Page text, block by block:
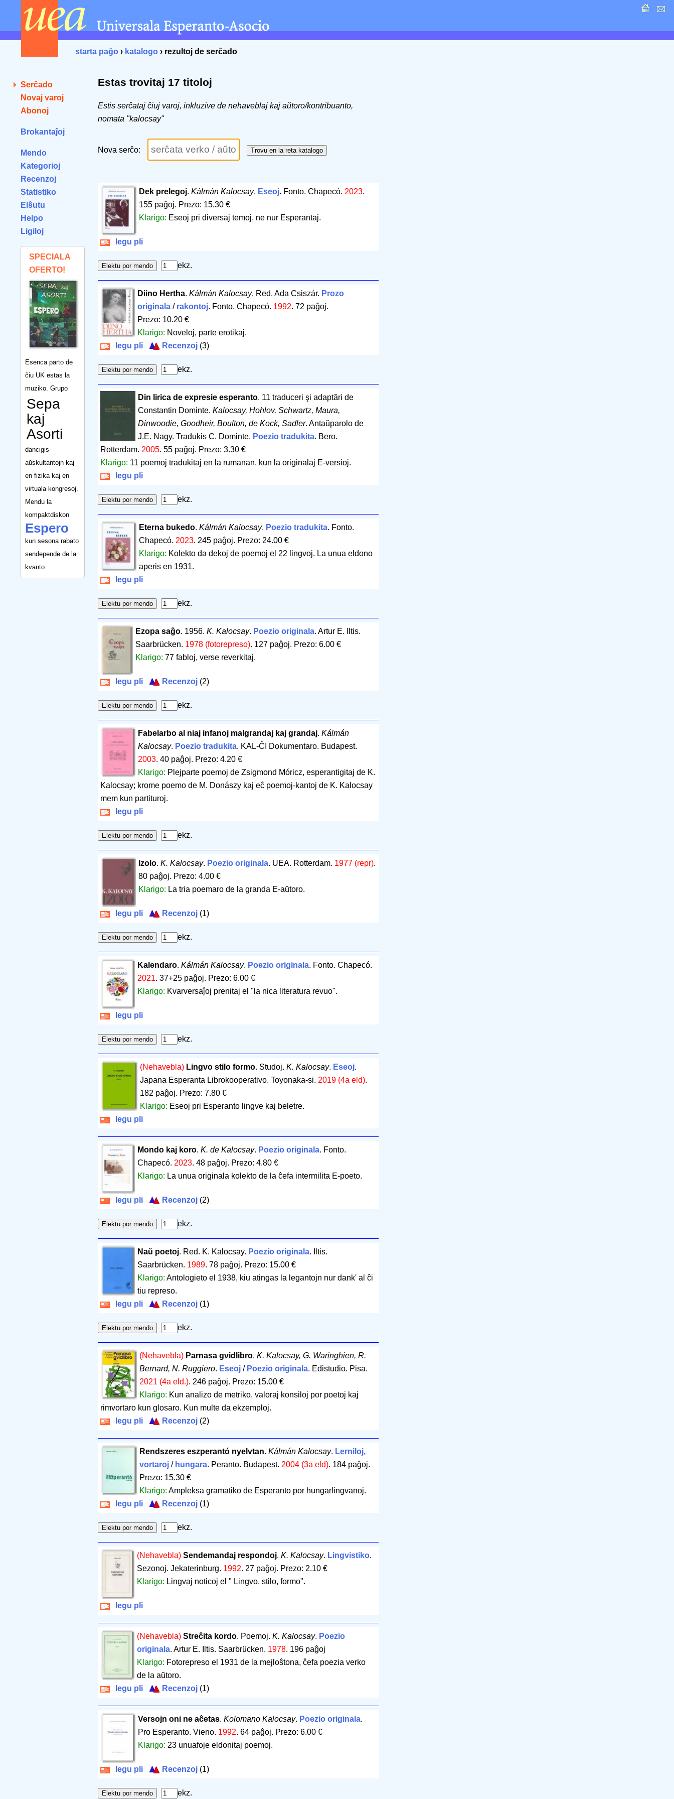
starta paĝo › katalogo › rezultoj de serĉado
Serĉado
Novaj varoj
Abonoj
Brokantaĵoj
Mendo
Kategorioj
Recenzoj
Statistiko
Elŝutu
Helpo
Ligiloj
SPECIALA
OFERTO!
Esenca parto de
ĉiu UK estas la
muziko. Grupo
Sepa
kaj
Asorti
dancigis
aŭskultantojn kaj
en fizika kaj en
virtuala kongresoj.
Mendu la
kompaktdiskon
Espero
kun sesona rabato
sendepende de la
kvanto.
Estas trovitaj 17 titoloj
Estis serĉataj ĉiuj varoj, inkluzive de nehaveblaj kaj aŭtoro/kontribuanto,
nomata "kalocsay"
Nova serĉo:
Dek prelegoj. Kálmán Kalocsay. Eseoj. Fonto. Chapecó. 2023.
155 paĝoj. Prezo: 15.30 €
Klarigo: Eseoj pri diversaj temoj, ne nur Esperantaj.
legu pli
ekz.
Diino Hertha.Kálmán Kalocsay. Red. Ada Csiszár. Prozo
originala / rakontoj. Fonto. Chapecó. 1992.72 paĝoj.
Prezo: 10.20 €
Klarigo: Noveloj, parte erotikaj.
legu pli
Recenzoj (3)
ekz.
Din lirica de expresie esperanto. 11 traduceri şi adaptări de
Constantin Dominte. Kalocsay, Hohlov, Schwartz, Maura,
Dinwoodie, Goodheir, Boulton, de Kock, Sadler. Antaŭparolo de
J.E. Nagy. Tradukis C. Dominte. Poezio tradukita. Bero.
Rotterdam. 2005. 55 paĝoj. Prezo: 3.30 €
Klarigo: 11 poemoj tradukitaj en la rumanan, kun la originalaj E-versioj.
legu pli
ekz.
Eterna bukedo. Kálmán Kalocsay. Poezio tradukita. Fonto.
Chapecó. 2023. 245 paĝoj. Prezo: 24.00 €
Klarigo: Kolekto da dekoj de poemoj el 22 lingvoj. La unua eldono
aperis en 1931.
legu pli
ekz.
Ezopa saĝo. 1956. K. Kalocsay. Poezio originala. Artur E. Iltis.
Saarbrücken. 1978 (fotorepreso). 127 paĝoj. Prezo: 6.00 €
Klarigo: 77 fabloj, verse reverkitaj.
legu pli Recenzoj (2)
ekz.
Fabelarbo al niaj infanoj malgrandaj kaj grandaj. Kálmán
Kalocsay. Poezio tradukita. KAL-ĈI Dokumentaro. Budapest.
2003. 40 paĝoj. Prezo: 4.20 €
Klarigo: Plejparte poemoj de Zsigmond Móricz, esperantigitaj de K.
Kalocsay; krome poemo de M. Donászy kaj eĉ poemoj-kantoj de K. Kalocsay
mem kun partituroj.
legu pli
ekz.
Izolo. K. Kalocsay. Poezio originala. UEA. Rotterdam. 1977 (repr).
80 paĝoj. Prezo: 4.00 €
Klarigo: La tria poemaro de la granda E-aŭtoro.
legu pli Recenzoj (1)
ekz.
Kalendaro.Kálmán Kalocsay. Poezio originala. Fonto. Chapecó.
2021.37+25 paĝoj. Prezo: 6.00 €
Klarigo: Kvarversaĵoj prenitaj el "la nica literatura revuo".
legu pli
ekz.
(Nehavebla) Lingvo stilo formo. Studoj. K. Kalocsay. Eseoj.
Japana Esperanta Librokooperativo. Toyonaka-si. 2019 (4a eld).
182 paĝoj. Prezo: 7.80 €
Klarigo: Eseoj pri Esperanto lingve kaj beletre.
legu pli
Mondo kaj koro.K. de Kalocsay. Poezio originala. Fonto.
Chapecó. 2023.48 paĝoj. Prezo: 4.80 €
Klarigo: La unua originala kolekto de la ĉefa intermilita E-poeto.
legu pli Recenzoj (2)
ekz.
Naŭ poetoj. Red. K. Kalocsay. Poezio originala. Iltis.
Saarbrücken. 1989.78 paĝoj. Prezo: 15.00 €
Klarigo:Antologieto el 1938, kiu atingas la legantojn nur dank' al ĉi
tiu represo.
legu pli
Recenzoj (1)
ekz.
(Nehavebla) Parnasa gvidlibro. K. Kalocsay, G. Waringhien, R.
Bernard, N. Ruggiero. Eseoj/ Poezio originala. Edistudio. Pisa.
2021 (4a eld.). 246 paĝoj. Prezo: 15.00 €
Klarigo: Kun analizo de metriko, valoraj konsiloj por poetoj kaj
rimvortaro kun glosaro. Kun multe da ekzemploj.
legu pli
Recenzoj (2)
Rendszeres eszperantó nyelvtan. Kálmán Kalocsay. Lerniloj,
vortaroj/ hungara. Peranto. Budapest. 2004 (3a eld). 184 paĝoj.
Prezo: 15.30 €
Klarigo: Ampleksa gramatiko de Esperanto por hungarlingvanoj.
legu pli
Recenzoj (1)
ekz.
(Nehavebla) Sendemandaj respondoj.K. Kalocsay. Lingvistiko.
Sezonoj. Jekaterinburg. 1992. 27 paĝoj. Prezo: 2.10 €
Klarigo: Lingvaj noticoj el " Lingvo, stilo, formo".
legu pli
(Nehavebla) Streĉita kordo. Poemoj.K. Kalocsay. Poezio
originala. Artur E. Iltis. Saarbrücken. 1978. 196 paĝoj
Klarigo: Fotorepreso el 1931 de la mejloŝtona, ĉefa poezia verko
de la aŭtoro.
legu pli
Recenzoj (1)
Versojn oni ne aĉetas. Kolomano Kalocsay. Poezio originala.
Pro Esperanto. Vieno. 1992. 64 paĝoj. Prezo: 6.00 €
Klarigo: 23 unuafoje eldonitaj poemoj.
legu pli Recenzoj (1)
ekz.